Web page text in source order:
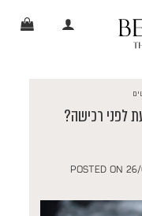
לפני רכישה?
POSTED ON 26/